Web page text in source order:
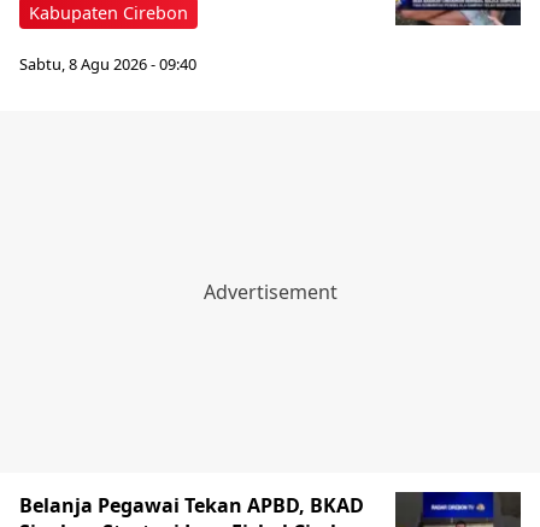
Kabupaten Cirebon
Sabtu, 8 Agu 2026 - 09:40
‎Belanja Pegawai Tekan APBD, BKAD